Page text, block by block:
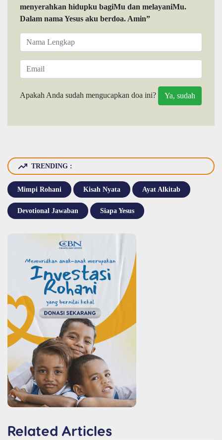
menyerahkan hidupku bagiMu dan melayaniMu.
Dalam nama Yesus aku berdoa. Amin”
Apakah Anda sudah mengucapkan doa ini?
TRENDING :
Mimpi Rohani Kisah Nyata Ayat Alkitab
Devotional Jawaban Siapa Yesus
Related Articles